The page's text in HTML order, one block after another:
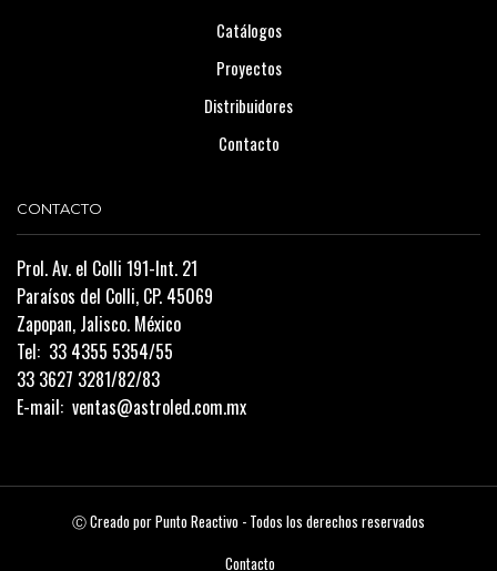
Catálogos
Proyectos
Distribuidores
Contacto
CONTACTO
Prol. Av. el Colli 191-Int. 21
Paraísos del Colli, CP. 45069
Zapopan, Jalisco. México
Tel: 33 4355 5354/55
33 3627 3281/82/83
E-mail: ventas@astroled.com.mx
Ⓒ Creado porPunto Reactivo - Todos los derechos reservados
Contacto